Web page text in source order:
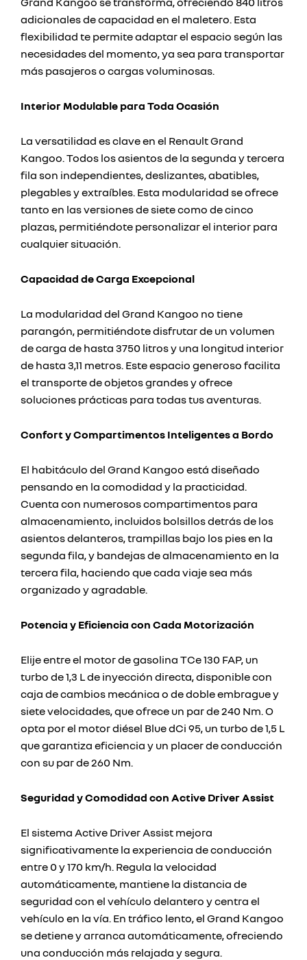
adicionales de capacidad en el maletero. Esta
flexibilidad te permite adaptar el espacio según las
necesidades del momento, ya sea para transportar
más pasajeros o cargas voluminosas.
Interior Modulable para Toda Ocasión
La versatilidad es clave en el Renault Grand
Kangoo. Todos los asientos de la segunda y tercera
fila son independientes, deslizantes, abatibles,
plegables y extraíbles. Esta modularidad se ofrece
tanto en las versiones de siete como de cinco
plazas, permitiéndote personalizar el interior para
cualquier situación.
Capacidad de Carga Excepcional
La modularidad del Grand Kangoo no tiene
parangón, permitiéndote disfrutar de un volumen
de carga de hasta 3750 litros y una longitud interior
de hasta 3,11 metros. Este espacio generoso facilita
el transporte de objetos grandes y ofrece
soluciones prácticas para todas tus aventuras.
Confort y Compartimentos Inteligentes a Bordo
El habitáculo del Grand Kangoo está diseñado
pensando en la comodidad y la practicidad.
Cuenta con numerosos compartimentos para
almacenamiento, incluidos bolsillos detrás de los
asientos delanteros, trampillas bajo los pies en la
segunda fila, y bandejas de almacenamiento en la
tercera fila, haciendo que cada viaje sea más
organizado y agradable.
Potencia y Eficiencia con Cada Motorización
Elije entre el motor de gasolina TCe 130 FAP, un
turbo de 1,3 L de inyección directa, disponible con
caja de cambios mecánica o de doble embrague y
siete velocidades, que ofrece un par de 240 Nm. O
opta por el motor diésel Blue dCi 95, un turbo de 1,5 L
que garantiza eficiencia y un placer de conducción
con su par de 260 Nm.
Seguridad y Comodidad con Active Driver Assist
El sistema Active Driver Assist mejora
significativamente la experiencia de conducción
entre 0 y 170 km/h. Regula la velocidad
automáticamente, mantiene la distancia de
seguridad con el vehículo delantero y centra el
vehículo en la vía. En tráfico lento, el Grand Kangoo
se detiene y arranca automáticamente, ofreciendo
una conducción más relajada y segura.